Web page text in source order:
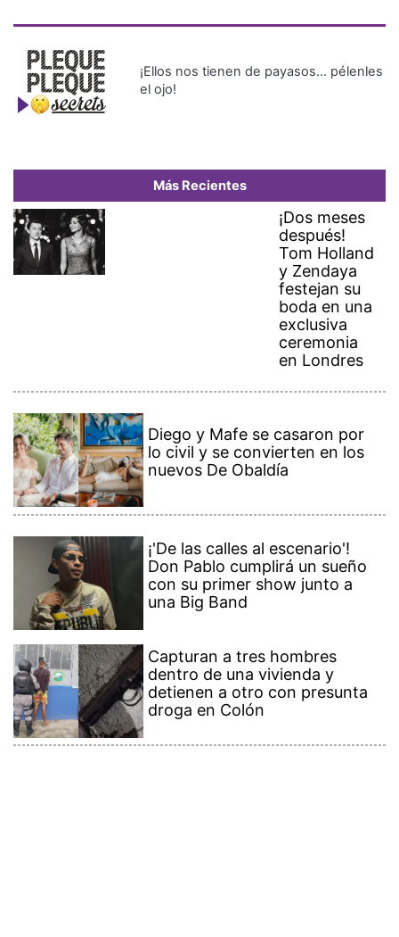
¡Ellos nos tienen de payasos… pélenles
el ojo!
Más Recientes
¡Dos meses
después!
Tom Holland
y Zendaya
festejan su
boda en una
exclusiva
ceremonia
en Londres
Diego y Mafe se casaron por
lo civil y se convierten en los
nuevos De Obaldía
¡'De las calles al escenario'!
Don Pablo cumplirá un sueño
con su primer show junto a
una Big Band
Capturan a tres hombres
dentro de una vivienda y
detienen a otro con presunta
droga en Colón